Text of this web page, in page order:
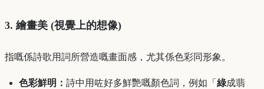
3. 繪畫美 (視覺上的想像)
指嘅係詩歌用詞所營造嘅畫面感，尤其係色彩同形象。
色彩鮮明： 詩中用咗好多鮮艷嘅顏色詞，例如「 綠成翡